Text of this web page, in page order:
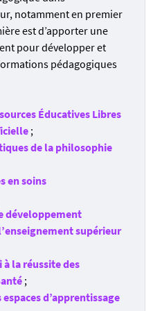
le LAB’EE
ou une
du LAB’EE
scientifiques et
membres associé·es, des
les communautés
Vous pouvez
proposer
événement permettant
autour de votre travail.
relais de l'organisation de
et de sa
être rattaché à
notamment en premier
est d’apporter une
pour développer et
pédagogiques
Éducatives Libres
;
de la philosophie
en soins
développement
supérieur
à la réussite des
;
espaces d’apprentissage